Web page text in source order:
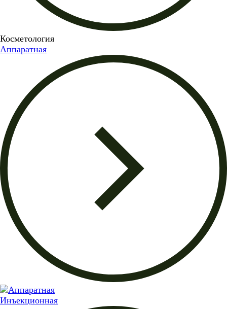
Косметология
Аппаратная
Инъекционная